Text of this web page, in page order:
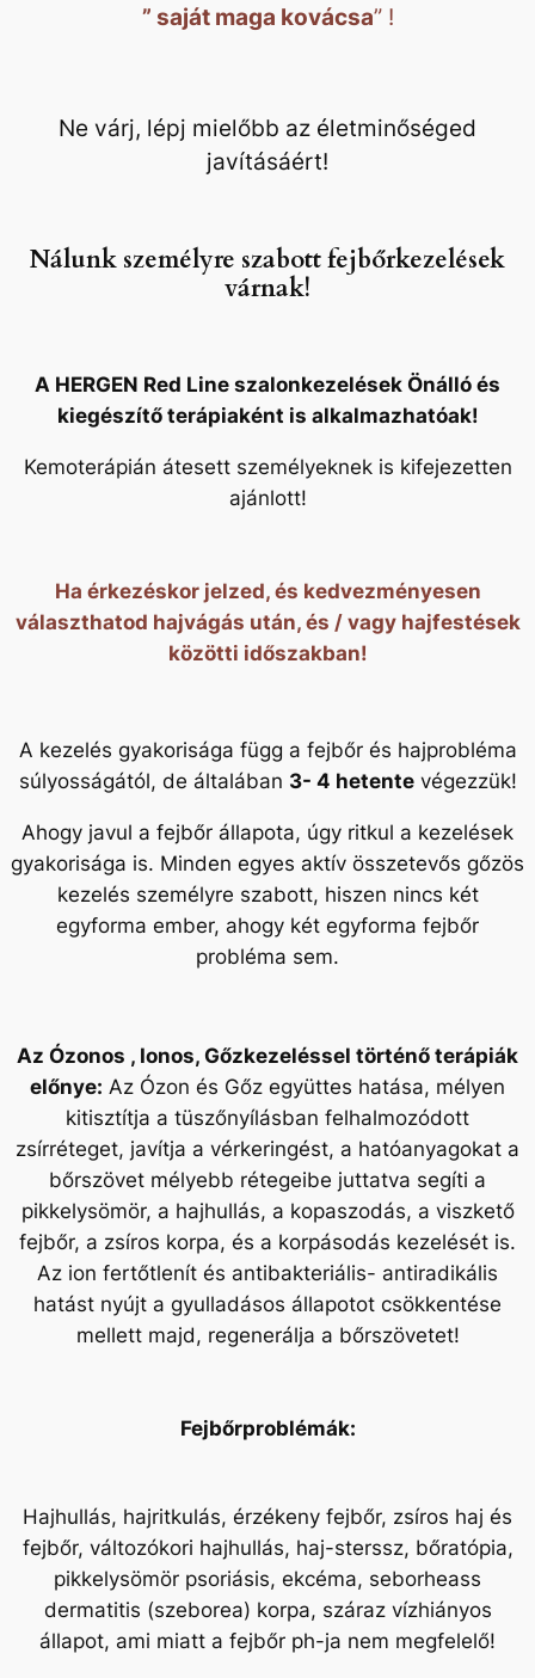
” saját maga kovácsa” !
Ne várj, lépj mielőbb az életminőséged
javításáért!
Nálunk személyre szabott fejbőrkezelések
várnak!
A HERGEN Red Line szalonkezelések Önálló és
kiegészítő terápiaként is alkalmazhatóak!
Kemoterápián átesett személyeknek is kifejezetten
ajánlott!
Ha érkezéskor jelzed, és kedvezményesen
választhatod hajvágás után, és / vagy hajfestések
közötti időszakban!
A kezelés gyakorisága függ a fejbőr és hajprobléma
súlyosságától, de általában 3- 4 hetentevégezzük!
Ahogy javul a fejbőr állapota, úgy ritkul a kezelések
gyakorisága is. Minden egyes aktív összetevős gőzös
kezelés személyre szabott, hiszen nincs két
egyforma ember, ahogy két egyforma fejbőr
probléma sem.
Az Ózonos , Ionos, Gőzkezeléssel történő terápiák
előnye: Az Ózon és Gőz együttes hatása, mélyen
kitisztítja a tüszőnyílásban felhalmozódott
zsírréteget, javítja a vérkeringést, a hatóanyagokat a
bőrszövet mélyebb rétegeibe juttatva segíti a
pikkelysömör, a hajhullás, a kopaszodás, a viszkető
fejbőr, a zsíros korpa, és a korpásodás kezelését is.
Az ion fertőtlenít és antibakteriális- antiradikális
hatást nyújt a gyulladásos állapotot csökkentése
mellett majd, regenerálja a bőrszövetet!
Fejbőrproblémák:
Hajhullás, hajritkulás, érzékeny fejbőr, zsíros haj és
fejbőr, változókori hajhullás, haj-sterssz, bőratópia,
pikkelysömör psoriásis, ekcéma, seborheass
dermatitis (szeborea) korpa, száraz vízhiányos
állapot, ami miatt a fejbőr ph-ja nem megfelelő!